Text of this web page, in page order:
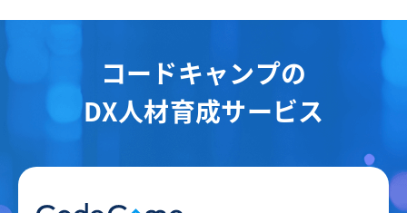
コードキャンプの
DX人材育成サービス